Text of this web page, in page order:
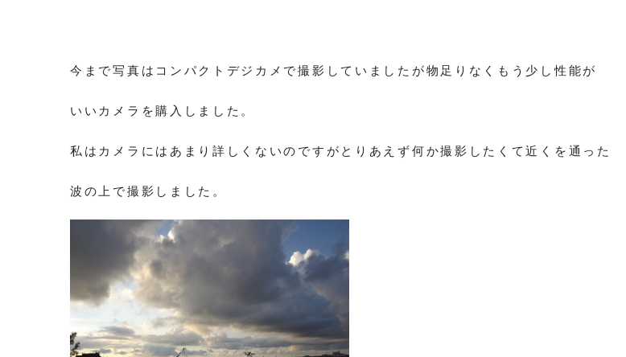
今まで写真はコンパクトデジカメで撮影していましたが物足りなくもう少し性能が
いいカメラを購入しました。
私はカメラにはあまり詳しくないのですがとりあえず何か撮影したくて近くを通った
波の上で撮影しました。